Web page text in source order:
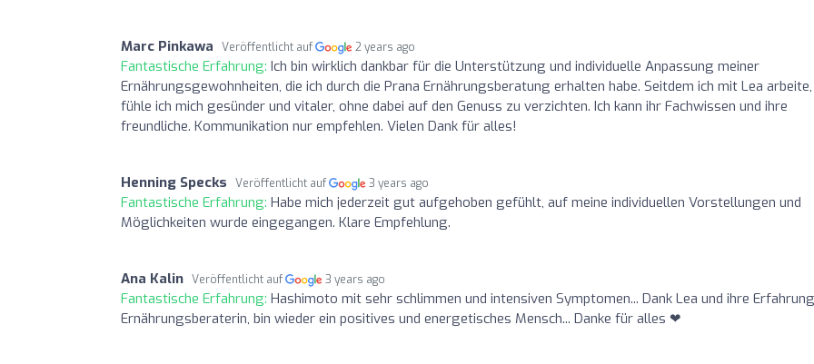
Marc Pinkawa Veröffentlicht auf 2 years ago
Fantastische Erfahrung: Ich bin wirklich dankbar für die Unterstützung und individuelle Anpassung meiner
Ernährungsgewohnheiten, die ich durch die Prana Ernährungsberatung erhalten habe. Seitdem ich mit Lea arbeite,
fühle ich mich gesünder und vitaler, ohne dabei auf den Genuss zu verzichten. Ich kann ihr Fachwissen und ihre
freundliche. Kommunikation nur empfehlen. Vielen Dank für alles!
Henning Specks Veröffentlicht auf 3 years ago
Fantastische Erfahrung: Habe mich jederzeit gut aufgehoben gefühlt, auf meine individuellen Vorstellungen und
Möglichkeiten wurde eingegangen. Klare Empfehlung.
Ana Kalin Veröffentlicht auf 3 years ago
Fantastische Erfahrung: Hashimoto mit sehr schlimmen und intensiven Symptomen... Dank Lea und ihre
Ernährungsberaterin, bin wieder ein positives und energetisches Mensch... Danke für alles ❤